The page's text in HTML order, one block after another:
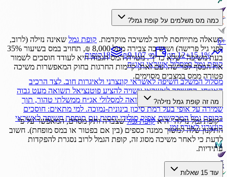
+
6
+15.1% 12 חו׳ ₪9,107 מ׳ 18קופות
קופת גמלבמסלולאשראי ואג״ח
מסלול המשלב חשיפה לאשראי קונצרני ולאיגרות חוב. לצד הרכיב
האג״חי, החשיפה לאשראי עשויה להציע פוטנציאל תשואה מעט גבוה
יותר תמורת סיכון נוסף בהשוואה למסלולי אג״ח ממשלתי טהור, תוך
שמירה על אופי בעל רמת סיכון בינונית-נמוכה. למי מתאים: חוסכים
בקופת גמל המבקשים אפיק סולידי יחסית עם תוספת חשיפה לאשראי
קונצרני לאורך זמן.
כמה מס משלמים על קופת גמל?
השאלה מתייחסת לרוב למשיכה מוקדמת. קופת גמל שאינה נזילה (לרוב,
לפני גיל פרישה) ושיש בה צבירה מעל 8,000 ₪, תחויב במס בשיעור 35%
בעת משיכה "שלא כדין". מטרת המס הגבוה היא לעודד חוסכים לשמור
את הכסף לפרישה. עם זאת, קיימות החרגות בחוק המאפשרות משיכה
פטורה ממס במצבים מסוימים.
מה זה קופת גמל נזילה?
"קופת גמל נזילה" היאקופת גמלשצברה ותק מסוים, המאפשר על פי
התקנון שלה למשוך ממנה כספים (בין אם בפטור או במס מופחת). חשוב
לדעת כי לאחר משיכה מסוג זה, קופת הגמל לרוב נסגרת להפקדות
עתידיות.
עוד 15 שאלות